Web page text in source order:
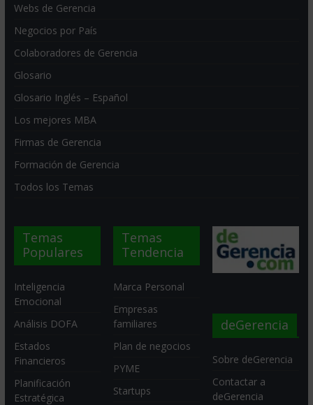
Webs de Gerencia
Negocios por País
Colaboradores de Gerencia
Glosario
Glosario Inglés – Español
Los mejores MBA
Firmas de Gerencia
Formación de Gerencia
Todos los Temas
Temas
Populares
Inteligencia
Emocional
Análisis DOFA
Estados
Financieros
Planificación
Estratégica
Temas
Tendencia
Marca Personal
Empresas
familiares
Plan de negocios
PYME
Startups
deGerencia
Sobre deGerencia
Contactar a
deGerencia